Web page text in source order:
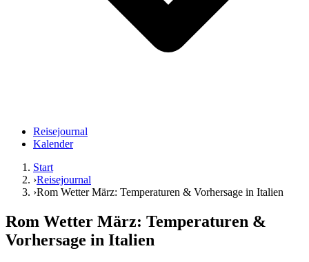
Reisejournal
Kalender
Start
›Reisejournal
›Rom Wetter März: Temperaturen & Vorhersage in Italien
Rom Wetter März: Temperaturen &
Vorhersage in Italien